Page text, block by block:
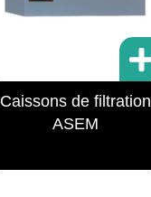
Caissons de filtration
ASEM